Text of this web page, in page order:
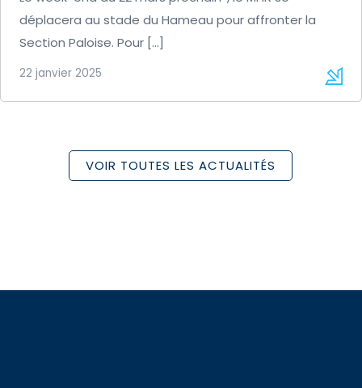
déplacera au stade du Hameau pour affronter la
Section Paloise. Pour […]
22 janvier 2025
VOIR TOUTES LES ACTUALITÉS